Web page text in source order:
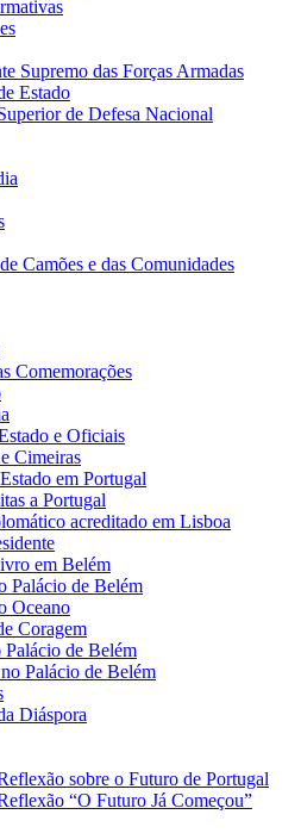
Supremo das Forças Armadas
Estado
de Defesa Nacional
Camões e das Comunidades
Comemorações
e Oficiais
Cimeiras
em Portugal
a Portugal
acreditado em Lisboa
em Belém
Palácio de Belém
Oceano
Coragem
Palácio de Belém
Palácio de Belém
Diáspora
sobre o Futuro de Portugal
“O Futuro Já Começou”